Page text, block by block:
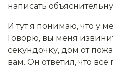
написать
И тут я понимаю, что у
Говорю, вы меня
секундочку, дом от
вам. Он ответил, что